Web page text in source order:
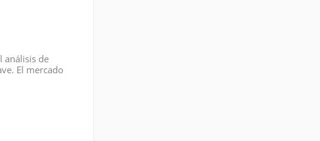
análisis de
El mercado